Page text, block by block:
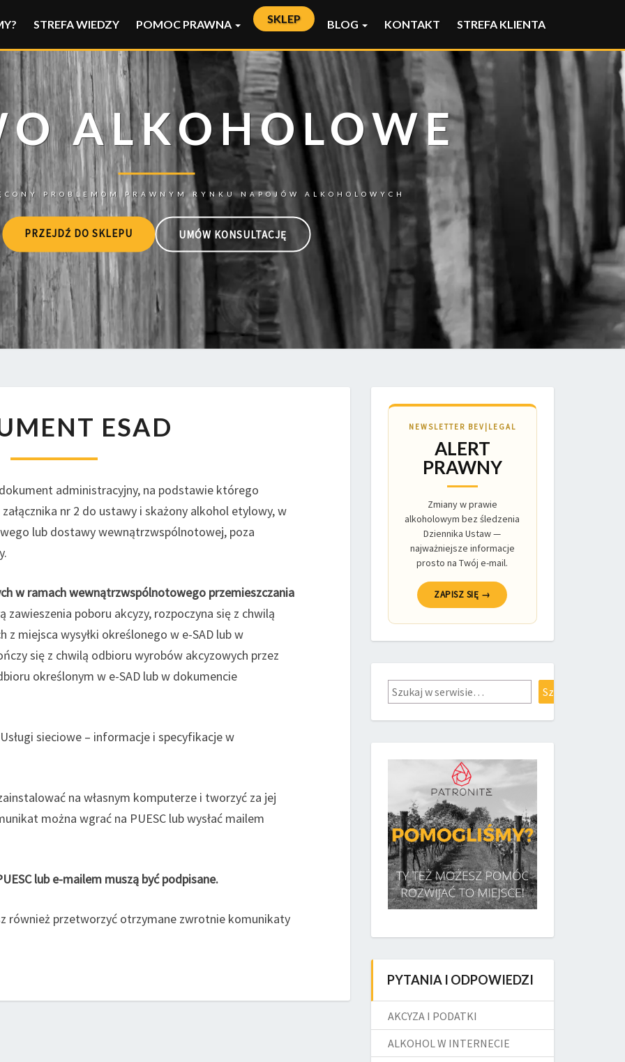
STREFA WIEDZY POMOC PRAWNA SKLEP BLOG KONTAKT STREFA KLIENTA
PRZEJDŹ DO SKLEPU UMÓW KONSULTACJĘ
ESAD
ESAD
administracyjny, na podstawie którego
nr 2 do ustawy i skażony alkohol etylowy, w
lub dostawy wewnątrzwspólnotowej, poza
w ramach wewnątrzwspólnotowego przemieszczania
zawieszenia poboru akcyzy, rozpoczyna się z chwilą
miejsca wysyłki określonego w e-SAD lub w
się z chwilą odbioru wyrobów akcyzowych przez
określonym w e-SAD lub w dokumencie
sieciowe – informacje i specyfikacje w
na własnym komputerze i tworzyć za jej
można wgrać na PUESC lub wysłać mailem
lub e-mailem muszą być podpisane.
również przetworzyć otrzymane zwrotnie komunikaty
NEWSLETTER BEV|LEGAL
ALERT
PRAWNY
Zmiany w prawie
alkoholowym bez śledzenia
Dziennika Ustaw —
najważniejsze informacje
prosto na Twój e-mail.
ZAPISZ SIĘ →
Szukaj Szukaj
PYTANIA I ODPOWIEDZI
AKCYZA I PODATKI
ALKOHOL W INTERNECIE